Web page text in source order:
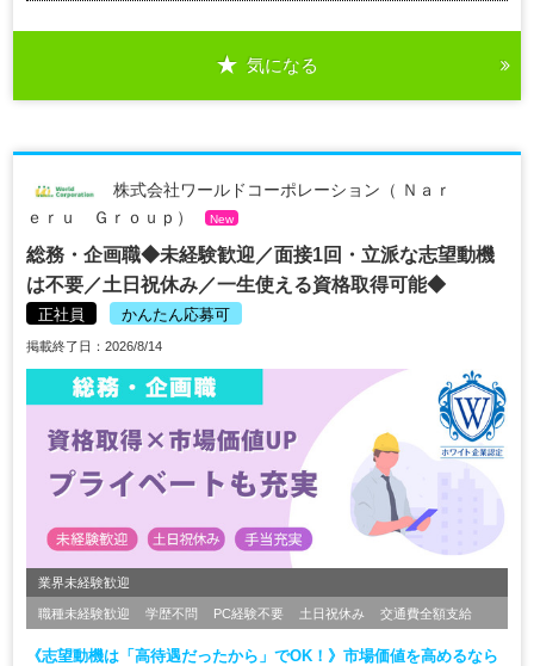
気になる
株式会社ワールドコーポレーション（ Ｎａｒ
ｅｒｕ Ｇｒｏｕｐ）
New
総務・企画職◆未経験歓迎／面接1回・立派な志望動機
は不要／土日祝休み／一生使える資格取得可能◆
正社員 かんたん応募可
掲載終了日：2026/8/14
業界未経験歓迎
職種未経験歓迎 学歴不問 PC経験不要 土日祝休み 交通費全額支給
《志望動機は「高待遇だったから」でOK！》市場価値を高めるなら